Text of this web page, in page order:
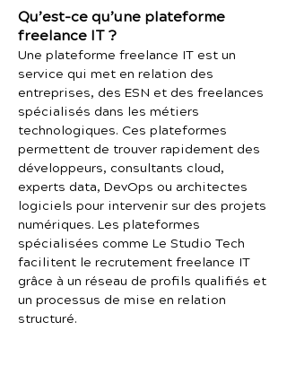
Qu’est-ce qu’une plateforme
freelance IT ?
Une plateforme freelance IT est un
service qui met en relation des
entreprises, des ESN et des freelances
spécialisés dans les métiers
technologiques. Ces plateformes
permettent de trouver rapidement des
développeurs, consultants cloud,
experts data, DevOps ou architectes
logiciels pour intervenir sur des projets
numériques. Les plateformes
spécialisées comme Le Studio Tech
facilitent le recrutement freelance IT
grâce à un réseau de profils qualifiés et
un processus de mise en relation
structuré.